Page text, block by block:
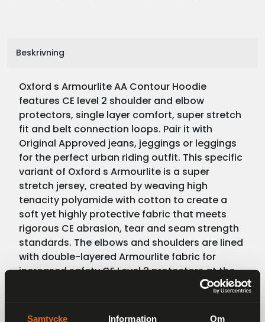
Samtycke Information Om
Beskrivning
Oxford s Armourlite AA Contour Hoodie
features CE level 2 shoulder and elbow
protectors, single layer comfort, super stretch
fit and belt connection loops. Pair it with
Original Approved jeans, jeggings or leggings
for the perfect urban riding outfit. This specific
variant of Oxford s Armourlite is a super
stretch jersey, created by weaving high
tenacity polyamide with cotton to create a
soft yet highly protective fabric that meets
rigorous CE abrasion, tear and seam strength
standards. The elbows and shoulders are lined
with double-layered Armourlite fabric for
increased safety.CE Level 2 protectors at the
elbows and shoulders provide impact
pocket for a back protector insert (sold